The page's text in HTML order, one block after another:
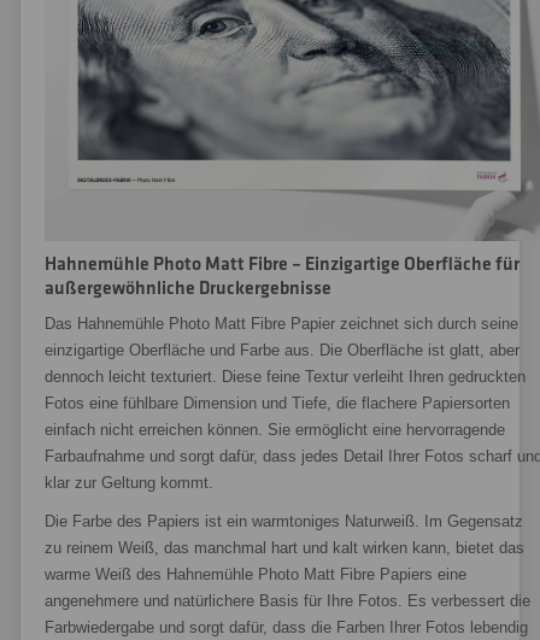
Hahnemühle Photo Matt Fibre – Einzigartige Oberfläche für
außergewöhnliche Druckergebnisse
Das Hahnemühle Photo Matt Fibre Papier zeichnet sich durch seine
einzigartige Oberfläche und Farbe aus. Die Oberfläche ist glatt, aber
dennoch leicht texturiert. Diese feine Textur verleiht Ihren gedruckten
Fotos eine fühlbare Dimension und Tiefe, die flachere Papiersorten
einfach nicht erreichen können. Sie ermöglicht eine hervorragende
Farbaufnahme und sorgt dafür, dass jedes Detail Ihrer Fotos scharf
klar zur Geltung kommt.
Die Farbe des Papiers ist ein warmtoniges Naturweiß. Im Gegensatz
zu reinem Weiß, das manchmal hart und kalt wirken kann, bietet das
warme Weiß des Hahnemühle Photo Matt Fibre Papiers eine
angenehmere und natürlichere Basis für Ihre Fotos. Es verbessert die
Farbwiedergabe und sorgt dafür, dass die Farben Ihrer Fotos lebendig